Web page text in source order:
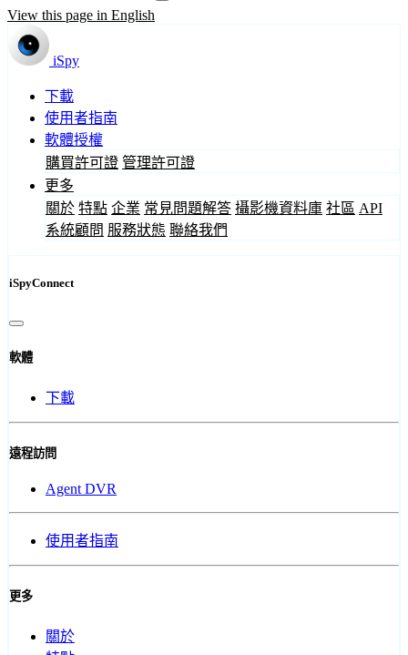
View this page in English
iSpy
下載
使用者指南
軟體授權
購買許可證 管理許可證
更多
關於 特點 企業 常見問題解答 攝影機資料庫 社區 API
系統顧問 服務狀態 聯絡我們
iSpyConnect
軟體
下載
遠程訪問
Agent DVR
使用者指南
更多
關於